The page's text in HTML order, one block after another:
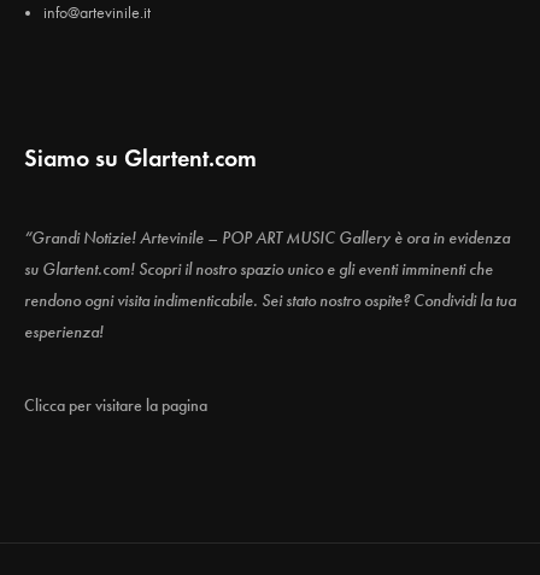
info@artevinile.it
Siamo su Glartent.com
“Grandi Notizie! Artevinile – POP ART MUSIC Gallery è ora in evidenza
su Glartent.com! Scopri il nostro spazio unico e gli eventi imminenti che
rendono ogni visita indimenticabile. Sei stato nostro ospite? Condividi la tua
esperienza!
Clicca per visitare la pagina